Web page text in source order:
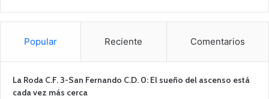
Popular Reciente Comentarios
La Roda C.F. 3-San Fernando C.D. 0: El sueño del ascenso está
cada vez más cerca